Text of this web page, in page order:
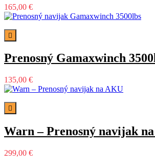
165,00 €

Prenosný Gamaxwinch
135,00 €

Warn – Prenosný navijak
299,00 €